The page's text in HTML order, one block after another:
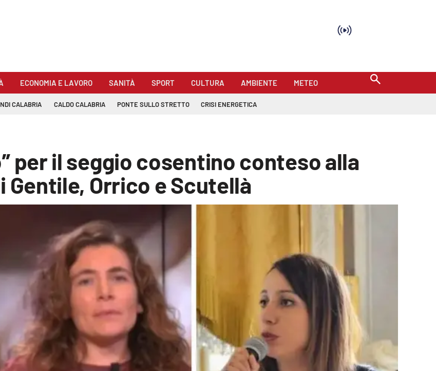
ECONOMIA E LAVORO SANITÀ SPORT CULTURA AMBIENTE METEO
CALABRIA CALDO CALABRIA PONTE SULLO STRETTO CRISI ENERGETICA
per il seggio cosentino conteso alla
Gentile, Orrico e Scutellà